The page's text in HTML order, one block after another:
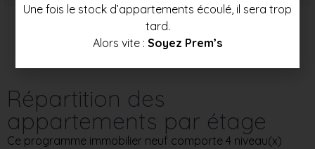
Répartition des
appartements par étage
Ce programme immobilier neuf comporte 4 niveau(x)
Une fois le stock d’appartements écoulé, il sera trop
tard.
Alors vite : Soyez Prem’s